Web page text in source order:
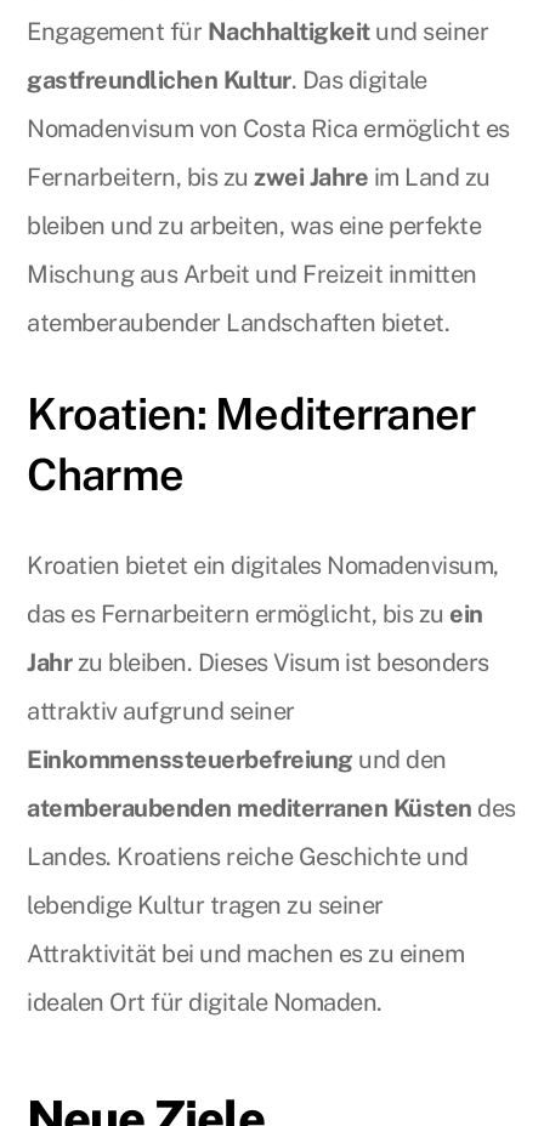
Engagement für Nachhaltigkeitund seiner
gastfreundlichen Kultur. Das digitale
Nomadenvisum von Costa Rica ermöglicht es
Fernarbeitern, bis zuzwei Jahre im Land zu
bleiben und zu arbeiten, was eine perfekte
Mischung aus Arbeit und Freizeit inmitten
atemberaubender Landschaften bietet.
Kroatien: Mediterraner
Charme
Kroatien bietet ein digitales Nomadenvisum,
das es Fernarbeitern ermöglicht, bis zu ein
Jahrzu bleiben. Dieses Visum ist besonders
attraktiv aufgrund seiner
Einkommenssteuerbefreiung und den
atemberaubenden mediterranen Küsten des
Landes. Kroatiens reiche Geschichte und
lebendige Kultur tragen zu seiner
Attraktivität bei und machen es zu einem
idealen Ort für digitale Nomaden.